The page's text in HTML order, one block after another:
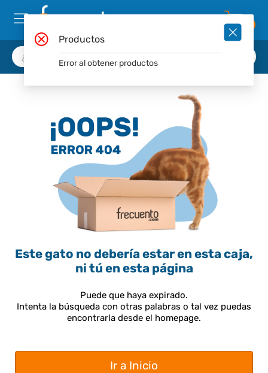
Este gato no debería estar en esta caja,
ni tú en esta página
Puede que haya expirado.
Intenta la búsqueda con otras palabras o tal vez puedas
encontrarla desde el homepage.
Ir a Inicio
Productos
Error al obtener productos